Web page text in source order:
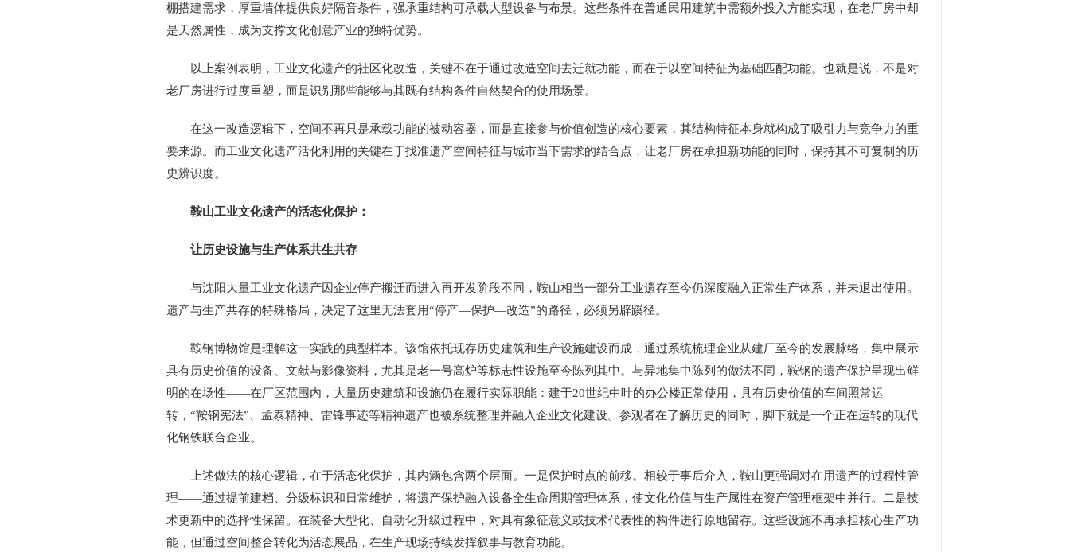
棚搭建需求，厚重墙体提供良好隔音条件，强承重结构可承载大型设备与布景。这些条件在普通民用建筑中需额外投入方能实现，在老厂房中却
是天然属性，成为支撑文化创意产业的独特优势。
以上案例表明，工业文化遗产的社区化改造，关键不在于通过改造空间去迁就功能，而在于以空间特征为基础匹配功能。也就是说，不是对
老厂房进行过度重塑，而是识别那些能够与其既有结构条件自然契合的使用场景。
在这一改造逻辑下，空间不再只是承载功能的被动容器，而是直接参与价值创造的核心要素，其结构特征本身就构成了吸引力与竞争力的重
要来源。而工业文化遗产活化利用的关键在于找准遗产空间特征与城市当下需求的结合点，让老厂房在承担新功能的同时，保持其不可复制的历
史辨识度。
鞍山工业文化遗产的活态化保护：
让历史设施与生产体系共生共存
与沈阳大量工业文化遗产因企业停产搬迁而进入再开发阶段不同，鞍山相当一部分工业遗存至今仍深度融入正常生产体系，并未退出使用。
遗产与生产共存的特殊格局，决定了这里无法套用“停产—保护—改造”的路径，必须另辟蹊径。
鞍钢博物馆是理解这一实践的典型样本。该馆依托现存历史建筑和生产设施建设而成，通过系统梳理企业从建厂至今的发展脉络，集中展示
具有历史价值的设备、文献与影像资料，尤其是老一号高炉等标志性设施至今陈列其中。与异地集中陈列的做法不同，鞍钢的遗产保护呈现出鲜
明的在场性——在厂区范围内，大量历史建筑和设施仍在履行实际职能：建于20世纪中叶的办公楼正常使用，具有历史价值的车间照常运
转，“鞍钢宪法”、孟泰精神、雷锋事迹等精神遗产也被系统整理并融入企业文化建设。参观者在了解历史的同时，脚下就是一个正在运转的现代
化钢铁联合企业。
上述做法的核心逻辑，在于活态化保护，其内涵包含两个层面。一是保护时点的前移。相较于事后介入，鞍山更强调对在用遗产的过程性管
理——通过提前建档、分级标识和日常维护，将遗产保护融入设备全生命周期管理体系，使文化价值与生产属性在资产管理框架中并行。二是技
术更新中的选择性保留。在装备大型化、自动化升级过程中，对具有象征意义或技术代表性的构件进行原地留存。这些设施不再承担核心生产功
能，但通过空间整合转化为活态展品，在生产现场持续发挥叙事与教育功能。